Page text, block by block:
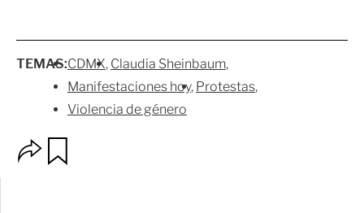
TEMAS:CDMX Claudia Sheinbaum
Manifestaciones hoy Protestas
Violencia de género
p